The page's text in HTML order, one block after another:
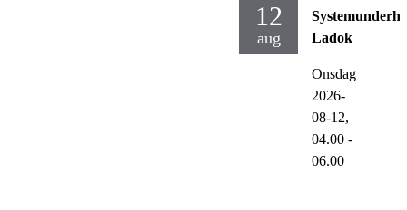
12
aug
Ladok
Onsdag
2026-
08-12,
04.00 -
06.00